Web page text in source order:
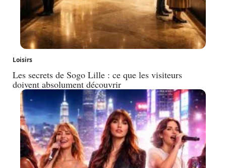
Loisirs
Les secrets de Sogo Lille : ce que les visiteurs
doivent absolument découvrir